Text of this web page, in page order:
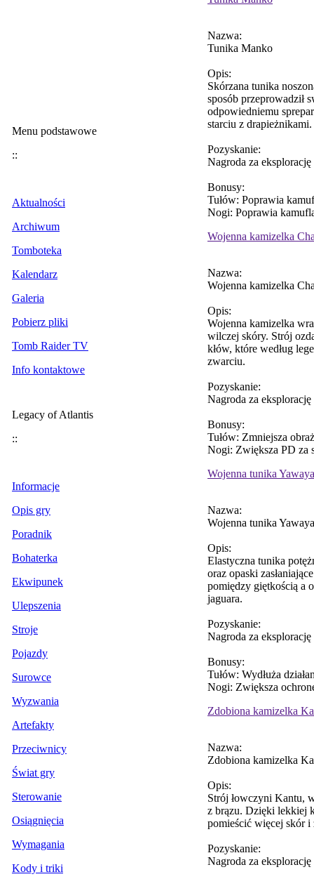
Menu podstawowe
::
Aktualności
Archiwum
Tomboteka
Kalendarz
Galeria
Pobierz pliki
Tomb Raider TV
Info kontaktowe
Legacy of Atlantis
::
Informacje
Opis gry
Poradnik
Bohaterka
Ekwipunek
Ulepszenia
Stroje
Pojazdy
Surowce
Wyzwania
Artefakty
Przeciwnicy
Świat gry
Sterowanie
Osiągnięcia
Wymagania
Kody i triki
Nazwa:
Tunika Manko
Opis:
Skórzana tunika
sposób przeprowadził
odpowiedniemu
starciu z drapieżnikami.
Pozyskanie:
Nagroda za
Bonusy:
Tułów: Poprawia
Nogi: Poprawia
Wojenna kamizelka
Nazwa:
Wojenna kamizelka
Opis:
Wojenna kamizelka
wilczej skóry. Strój
kłów, które według
zwarciu.
Pozyskanie:
Nagroda za
Bonusy:
Tułów: Zmniejsza
Nogi: Zwiększa PD za
Wojenna tunika Yawaya
Nazwa:
Wojenna tunika Yawaya
Opis:
Elastyczna tunika
oraz opaski
pomiędzy giętkością a
jaguara.
Pozyskanie:
Nagroda za
Bonusy:
Tułów: Wydłuża
Nogi: Zwiększa
Zdobiona kamizelka
Nazwa:
Zdobiona kamizelka
Opis:
Strój łowczyni Kantu,
z brązu. Dzięki lekkiej
pomieścić więcej skór i
Pozyskanie:
Nagroda za